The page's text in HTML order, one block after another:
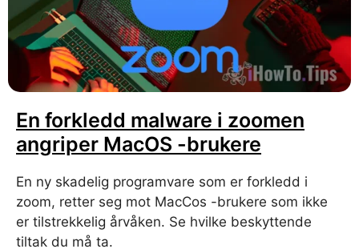
En forkledd malware i zoomen
angriper MacOS -brukere
En ny skadelig programvare som er forkledd i
zoom, retter seg mot MacCos -brukere som ikke
er tilstrekkelig årvåken. Se hvilke beskyttende
tiltak du må ta.